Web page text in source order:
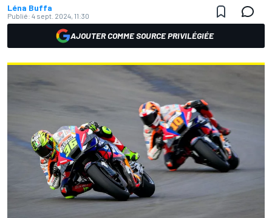
Léna Buffa
Publié: 4 sept. 2024, 11:30
AJOUTER COMME SOURCE PRIVILÉGIÉE